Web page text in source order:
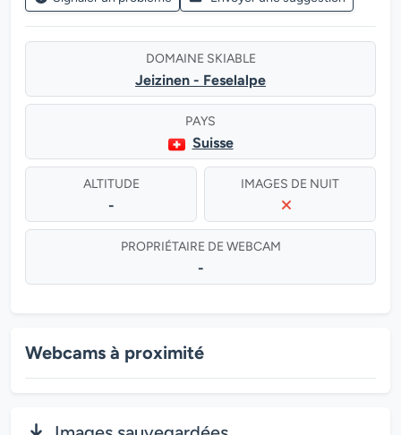
DOMAINE SKIABLE
Jeizinen - Feselalpe
PAYS
Suisse
ALTITUDE
-
IMAGES DE NUIT
PROPRIÉTAIRE DE WEBCAM
-
Webcams à proximité